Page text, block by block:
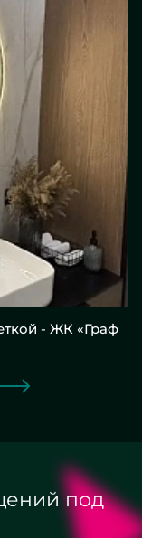
- ЖК «Граф
под